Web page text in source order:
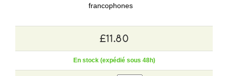
francophones
£11.80
En stock (expédié sous 48h)